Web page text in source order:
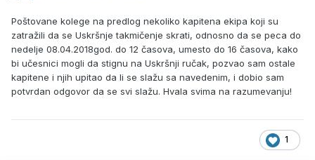
Poštovane kolege na predlog nekoliko kapitena ekipa koji su
zatražili da se Uskršnje takmičenje skrati, odnosno da se peca do
nedelje 08.04.2018god. do 12 časova, umesto do 16 časova, kako
bi učesnici mogli da stignu na Uskršnji ručak, pozvao sam ostale
kapitene i njih upitao da li se slažu sa navedenim, i dobio sam
potvrdan odgovor da se svi slažu. Hvala svima na razumevanju!
1